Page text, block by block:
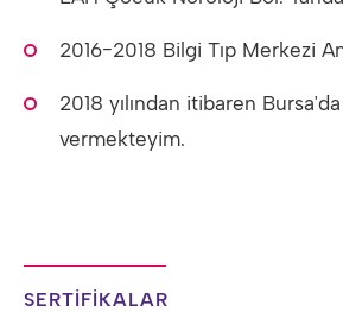
2016-2018 Bilgi Tıp Merkezi
2018 yılından itibaren
vermekteyim.
SERTİFİKALAR